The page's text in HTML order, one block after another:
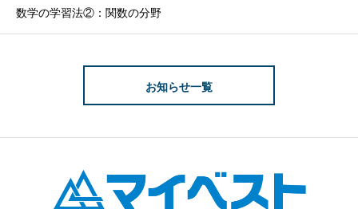
数学の学習法②：関数の分野
お知らせ一覧